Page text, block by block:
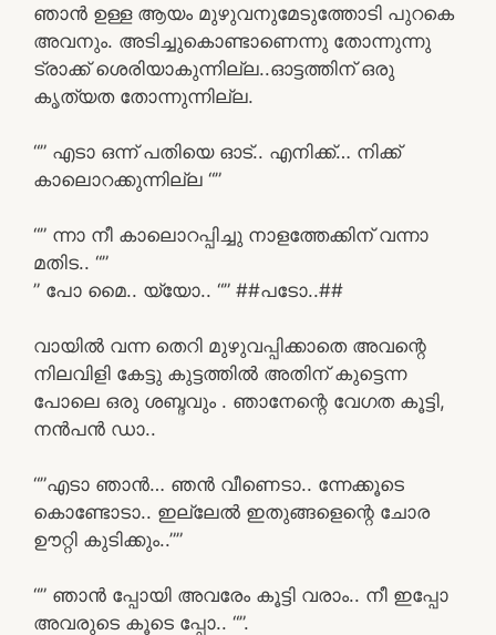
ഞാൻ ഉള്ള ആയം മുഴുവനുമേടുത്തോടി പുറകെ
അവനും. അടിച്ചുകൊണ്ടാണെന്നു തോന്നുന്നു
ട്രാക്ക് ശെരിയാകുന്നില്ല..ഓട്ടത്തിന് ഒരു
കൃത്യത തോന്നുന്നില്ല.
“” എടാ ഒന്ന് പതിയെ ഓട്.. എനിക്ക്… നിക്ക്
കാലൊറക്കുന്നില്ല “”
“” ന്നാ നീ കാലൊറപ്പിച്ചു നാളത്തേക്കിന് വന്നാ
മതിട.. “”
” പോ മൈ.. യ്യോ.. “” ##പടോ..##
വായിൽ വന്ന തെറി മുഴുവപ്പിക്കാതെ അവന്റെ
നിലവിളി കേട്ടു കുട്ടത്തിൽ അതിന് കുട്ടെന്ന
പോലെ ഒരു ശബ്ദവും . ഞാനേന്റെ വേഗത കൂട്ടി,
നൻപൻ ഡാ..
“”എടാ ഞാൻ… ഞൻ വീണെടാ.. ന്നേക്കൂടെ
കൊണ്ടോടാ.. ഇല്ലേൽ ഇതുങ്ങളെന്റെ ചോര
ഊറ്റി കുടിക്കും..””
“” ഞാൻ പ്പോയി അവരേം കൂട്ടി വരാം.. നീ ഇപ്പോ
അവരുടെ കൂടെ പ്പോ.. “”.